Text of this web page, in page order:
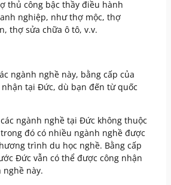
thủ công bậc thầy điều hành
nghiệp, như thợ mộc, thợ
thợ sửa chữa ô tô, v.v.
ngành nghề này, bằng cấp của
tại Đức, dù bạn đến từ quốc
ngành nghề tại Đức không thuộc
đó có nhiều ngành nghề được
trình du học nghề. Bằng cấp
Đức vẫn có thể được công nhận
này.